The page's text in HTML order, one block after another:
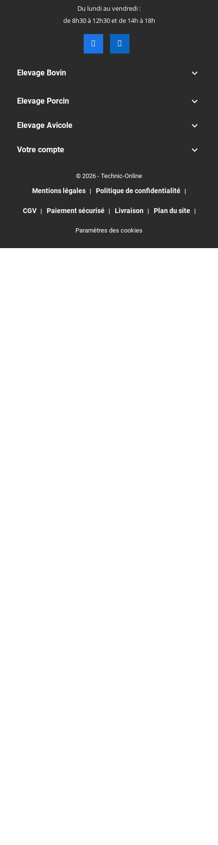
Du lundi au vendredi :
de 8h30 à 12h30 et de 14h à 18h
Elevage Bovin 
Elevage Porcin 
Elevage Avicole 
Votre compte 
© 2026 - Technic-Online
Mentions légales Politique de confidentialité
CGV Paiement sécurisé Livraison Plan du site
Paramètres des cookies